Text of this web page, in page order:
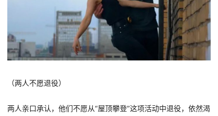
（两人不愿退役）
两人亲口承认，他们不愿从“屋顶攀登”这项活动中退役，依然渴